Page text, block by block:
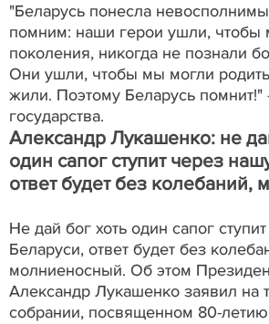
"Беларусь понесла
помним: наши герои ушли,
поколения, никогда не познали
Они ушли, чтобы мы могли
жили. Поэтому Беларусь помнит!"
государства.
Александр Лукашенко: не
один сапог ступит через
ответ будет без колебаний,
Не дай бог хоть один сапог
Беларуси, ответ будет без
молниеносный. Об этом
Александр Лукашенко заявил на
собрании, посвященном 80-